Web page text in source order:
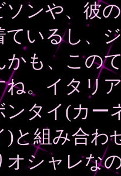
ソンや、彼
ているし、
かも、この
ね。イタリ
ンタイ(カー
)と組み合わ
オシャレな